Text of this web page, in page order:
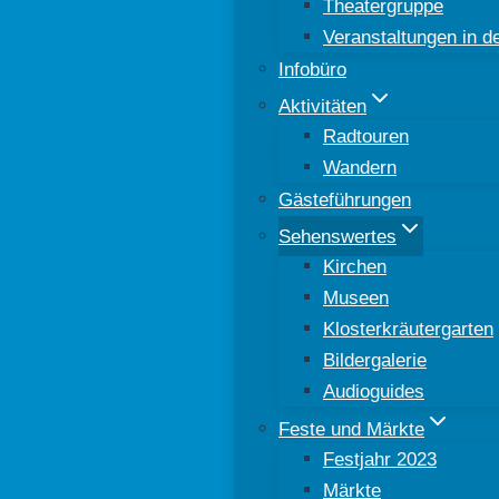
Theatergruppe
Veranstaltungen in
Infobüro
Aktivitäten
Radtouren
Wandern
Gästeführungen
Sehenswertes
Kirchen
Museen
Klosterkräutergarten
Bildergalerie
Audioguides
Feste und Märkte
Festjahr 2023
Märkte